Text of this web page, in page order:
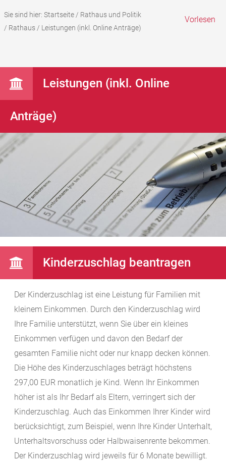
Sie sind hier: Startseite/ Rathaus und Politik
/ Rathaus/ Leistungen (inkl. Online Anträge)
Vorlesen
Leistungen (inkl. Online
Anträge)
Kinderzuschlag beantragen
Der Kinderzuschlag ist eine Leistung für Familien mit
kleinem Einkommen. Durch den Kinderzuschlag wird
Ihre Familie unterstützt, wenn Sie über ein kleines
Einkommen verfügen und davon den Bedarf der
gesamten Familie nicht oder nur knapp decken können.
Die Höhe des Kinderzuschlages beträgt höchstens
297,00 EUR monatlich je Kind. Wenn Ihr Einkommen
höher ist als Ihr Bedarf als Eltern, verringert sich der
Kinderzuschlag. Auch das Einkommen Ihrer Kinder wird
berücksichtigt, zum Beispiel, wenn Ihre Kinder Unterhalt,
Unterhaltsvorschuss oder Halbwaisenrente bekommen.
Der Kinderzuschlag wird jeweils für 6 Monate bewilligt.